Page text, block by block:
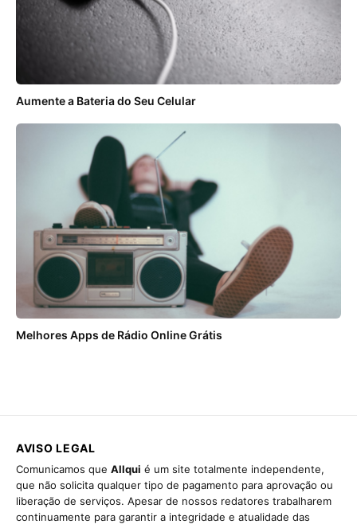
Aumente a Bateria do Seu Celular
Melhores Apps de Rádio Online Grátis
AVISO LEGAL
Comunicamos que Allqui é um site totalmente independente,
que não solicita qualquer tipo de pagamento para aprovação ou
liberação de serviços. Apesar de nossos redatores trabalharem
continuamente para garantir a integridade e atualidade das